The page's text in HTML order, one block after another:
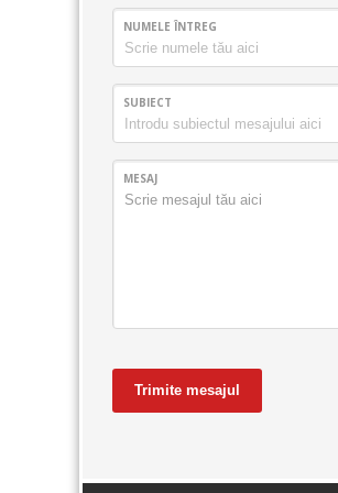
NUMELE ÎNTREG
SUBIECT
MESAJ
Trimite mesajul